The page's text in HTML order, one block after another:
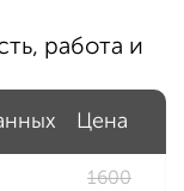
работа и
Цена
1600